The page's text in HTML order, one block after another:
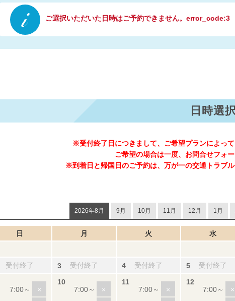
ご選択いただいた日時はご予約できません。error_code:3
日時選
※受付終了日につきまして、ご希望プランによっ
ご希望の場合は一度、お問合せフォ
※到着日と帰国日のご予約は、万が一の交通トラブ
2026年8月 9月 10月 11月 12月 1月
日 月 火 水
受付終了
受付終了 受付終了 受付終了
×
×
×
×